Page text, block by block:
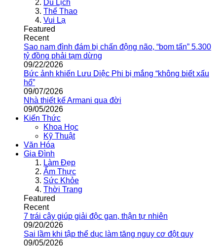
Du Lịch
Thể Thao
Vui Lạ
Featured
Recent
Sao nam đình đám bị chấn động não, “bom tấn” 5.300
tỷ đồng phải tạm dừng
09/22/2026
Bức ảnh khiến Lưu Diệc Phi bị mắng “không biết xấu
hổ”
09/07/2026
Nhà thiết kế Armani qua đời
09/05/2026
Kiến Thức
Khoa Học
Kỹ Thuật
Văn Hóa
Gia Đình
Làm Đẹp
Ẩm Thực
Sức Khỏe
Thời Trang
Featured
Recent
7 trái cây giúp giải độc gan, thận tự nhiên
09/20/2026
Sai lầm khi tập thể dục làm tăng nguy cơ đột quỵ
09/05/2026